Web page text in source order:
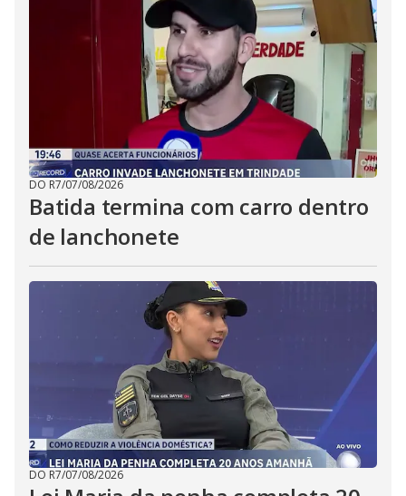
DO R7/07/08/2026
Batida termina com carro dentro
de lanchonete
DO R7/07/08/2026